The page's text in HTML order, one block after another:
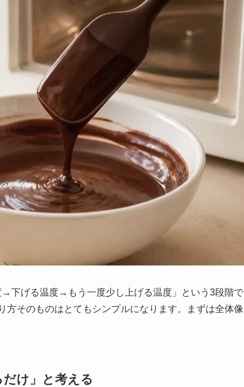
下げる温度→もう一度少し上げる温度」という3段階で
そのものはとてもシンプルになります。まずは全体像
け」と考える